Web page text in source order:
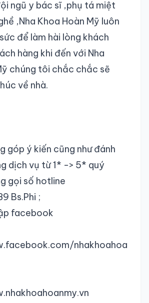
ngũ y bác sĩ ,phụ tá miệt
,Nha Khoa Hoàn Mỹ luôn
để làm hài lòng khách
hàng khi đến với Nha
chúng tôi chắc chắc sẽ
về nhà.
góp ý kiến cũng như đánh
dịch vụ từ 1* -> 5* quý
gọi số hotline
Bs.Phi ;
facebook
nhakhoahoa